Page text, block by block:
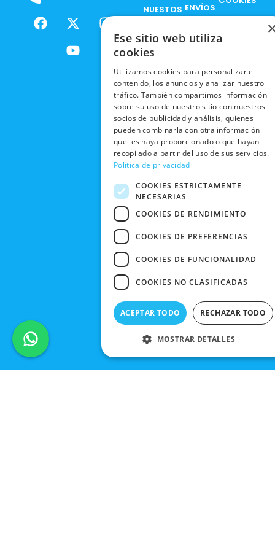
F
a
X
-
t
w
I
m
Y
o
u
t
NUESTOS
RESPONSABILIDAD
SOCIAL
TRABAJA
CON
NOSOTROS
NUESTRAS
TIENDAS
BLACK
FRIDAY
CONTACTO
ENVÍOS
ENVÍOS
RECOGIDA
EN TIENDA
DEVOLUCIONES
Y CAMBIOS
CANCELAR
PEDIDO
PRIVACIDAD
POLÍTICA DE
PRIVACIDAD
CONDICIONES
DE COMPRA
Ese sitio web utiliza
cookies
Utilizamos cookies para personalizar el
contenido, los anuncios y analizar nuestro
tráfico. También compartimos información
sobre su uso de nuestro sitio con nuestros
socios de publicidad y análisis, quienes
pueden combinarla con otra información
que les haya proporcionado o que hayan
recopilado a partir del uso de sus servicios.
Política de privacidad
COOKIES ESTRICTAMENTE
NECESARIAS
COOKIES DE RENDIMIENTO
COOKIES DE PREFERENCIAS
COOKIES DE FUNCIONALIDAD
COOKIES NO CLASIFICADAS
ACEPTAR TODO RECHAZAR TODO
MOSTRAR DETALLES